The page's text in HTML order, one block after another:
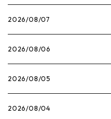
2026/08/07
2026/08/06
2026/08/05
2026/08/04